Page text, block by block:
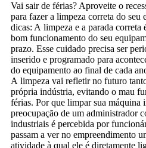
Vai sair de férias? Aproveite o
para fazer a limpeza correta do seu
dicas: A limpeza e a parada correta
bom funcionamento do seu
prazo. Esse cuidado precisa ser
inserido e programado para
do equipamento ao final de cada
A limpeza vai refletir no futuro
própria indústria, evitando o mau
férias. Por que limpar sua máquina
preocupação de um administrador
industriais é percebida por
passam a ver no empreendimento
atividade à qual ele é diretamente